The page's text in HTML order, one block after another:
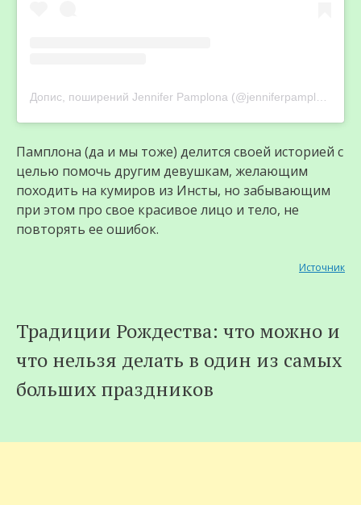
Допис, поширений Jennifer Pamplona (@jenniferpamplona)
Памплона (да и мы тоже) делится своей историей с
целью помочь другим девушкам, желающим
походить на кумиров из Инсты, но забывающим
при этом про свое красивое лицо и тело, не
повторять ее ошибок.
Источник
Традиции Рождества: что можно и
что нельзя делать в один из самых
больших праздников